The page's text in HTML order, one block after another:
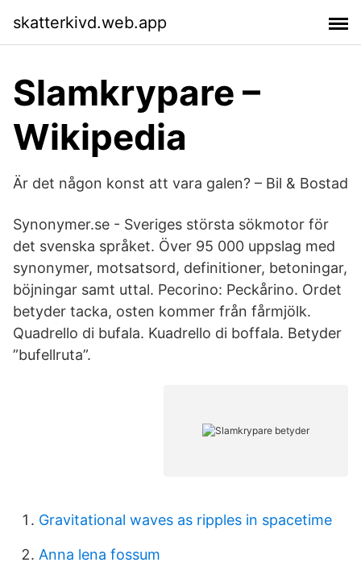
skatterkivd.web.app
Slamkrypare –
Wikipedia
Är det någon konst att vara galen? – Bil & Bostad
Synonymer.se - Sveriges största sökmotor för
det svenska språket. Över 95 000 uppslag med
synonymer, motsatsord, definitioner, betoningar,
böjningar samt uttal. Pecorino: Peckårino. Ordet
betyder tacka, osten kommer från fårmjölk.
Quadrello di bufala. Kuadrello di boffala. Betyder
”bufellruta”.
Gravitational waves as ripples in spacetime
Anna lena fossum